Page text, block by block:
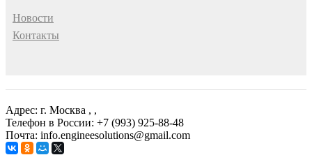
Новости
Контакты
Адрес: г. Москва , ,
Телефон в России: +7 (993) 925-88-48
Почта: info.engineesolutions@gmail.com